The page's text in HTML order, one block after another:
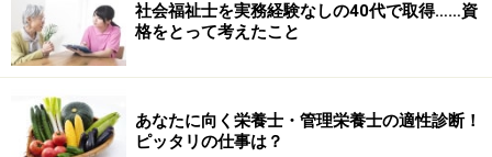
社会福祉士を実務経験なしの40代で取得……資
格をとって考えたこと
あなたに向く栄養士・管理栄養士の適性診断！
ピッタリの仕事は？